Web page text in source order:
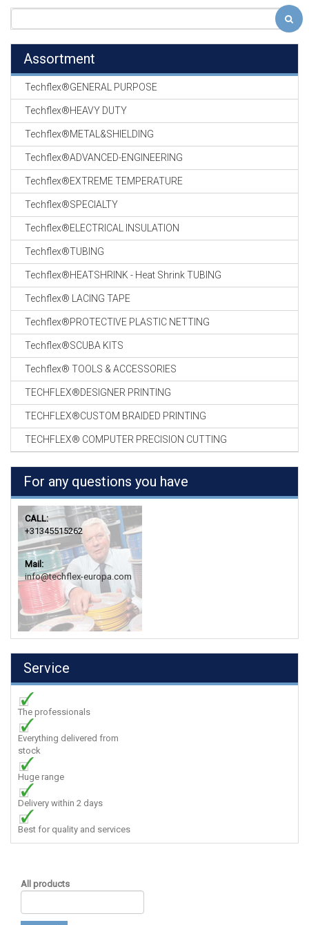
Assortment
Techflex®GENERAL PURPOSE
Techflex®HEAVY DUTY
Techflex®METAL&SHIELDING
Techflex®ADVANCED-ENGINEERING
Techflex®EXTREME TEMPERATURE
Techflex®SPECIALTY
Techflex®ELECTRICAL INSULATION
Techflex®TUBING
Techflex®HEATSHRINK - Heat Shrink TUBING
Techflex® LACING TAPE
Techflex®PROTECTIVE PLASTIC NETTING
Techflex®SCUBA KITS
Techflex® TOOLS & ACCESSORIES
TECHFLEX®DESIGNER PRINTING
TECHFLEX®CUSTOM BRAIDED PRINTING
TECHFLEX® COMPUTER PRECISION CUTTING
For any questions you have
CALL:
+31345515262
Mail:
info@techflex-europa.com
Service
The professionals
Everything delivered from
stock
Huge range
Delivery within 2 days
Best for quality and services
All products